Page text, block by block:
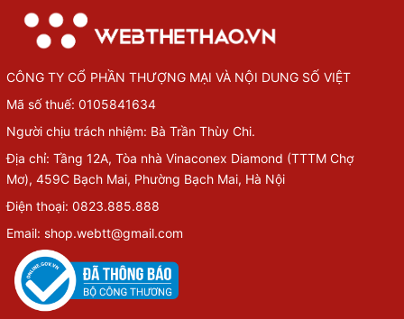
CÔNG TY CỔ PHẦN THƯỢNG MẠI VÀ NỘI DUNG SỐ VIỆT
Mã số thuế: 0105841634
Người chịu trách nhiệm: Bà Trần Thùy Chi.
Địa chỉ: Tầng 12A, Tòa nhà Vinaconex Diamond (TTTM Chợ
Mơ), 459C Bạch Mai, Phường Bạch Mai, Hà Nội
Điện thoại: 0823.885.888
Email: shop.webtt@gmail.com